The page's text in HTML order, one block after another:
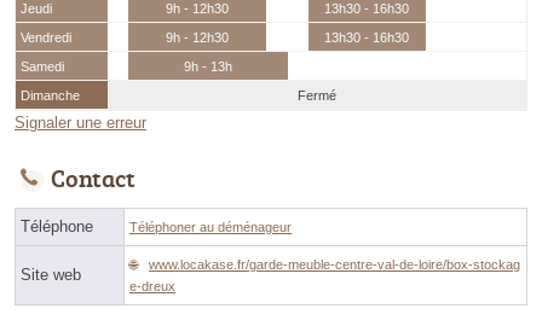
Jeudi
9h - 12h30
13h30 - 16h30
Vendredi
9h - 12h30
13h30 - 16h30
Samedi
9h - 13h
Dimanche
Fermé
Signaler une erreur
Contact
Téléphone Téléphoner au déménageur
Site web
www.locakase.fr/garde-meuble-centre-val-de-loire/box-stockag
e-dreux